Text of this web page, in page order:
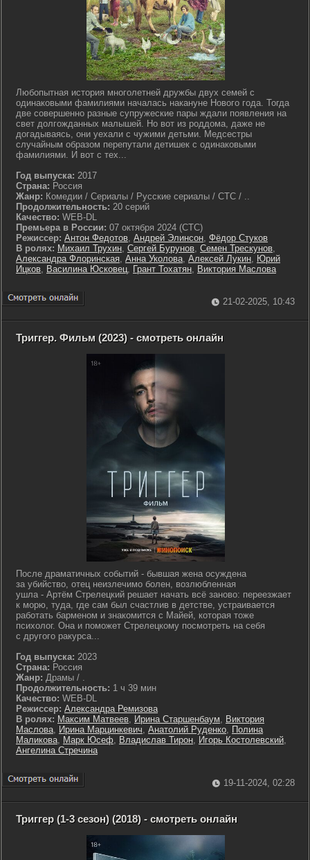
Любопытная история многолетней дружбы двух семей с
одинаковыми фамилиями началась накануне Нового года. Тогда
две совершенно разные супружеские пары ждали появления на
свет долгожданных малышей. Но вот из роддома, даже не
догадываясь, они уехали с чужими детьми. Медсестры
случайным образом перепутали детишек с одинаковыми
фамилиями. И вот с тех...
Год выпуска: 2017
Страна: Россия
Жанр: Комедии / Сериалы / Русские сериалы / СТС / ..
Продолжительность: 20 серий
Качество: WEB-DL
Премьера в России: 07 октября 2024 (СТС)
Режиссер: Антон Федотов, Андрей Элинсон, Фёдор Стуков
В ролях: Михаил Трухин, Сергей Бурунов, Семен Трескунов,
Александра Флоринская, Анна Уколова, Алексей Лукин, Юрий
Ицков, Василина Юсковец, Грант Тохатян, Виктория Маслова
21-02-2025, 10:43
Триггер. Фильм (2023) - смотреть онлайн
После драматичных событий - бывшая жена осуждена
за убийство, отец неизлечимо болен, возлюбленная
ушла - Артём Стрелецкий решает начать всё заново: переезжает
к морю, туда, где сам был счастлив в детстве, устраивается
работать барменом и знакомится с Майей, которая тоже
психолог. Она и поможет Стрелецкому посмотреть на себя
с другого ракурса...
Год выпуска: 2023
Страна: Россия
Жанр: Драмы / .
Продолжительность: 1 ч 39 мин
Качество: WEB-DL
Режиссер: Александра Ремизова
В ролях: Максим Матвеев, Ирина Старшенбаум, Виктория
Маслова, Ирина Марцинкевич, Анатолий Руденко, Полина
Маликова, Марк Юсеф, Владислав Тирон, Игорь Костолевский,
Ангелина Стречина
19-11-2024, 02:28
Триггер (1-3 сезон) (2018) - смотреть онлайн